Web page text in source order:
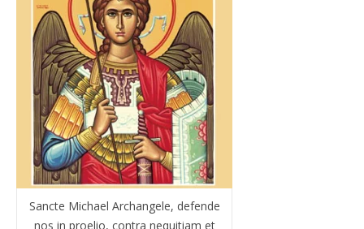
Sancte Michael Archangele, defende
nos in proelio, contra nequitiam et